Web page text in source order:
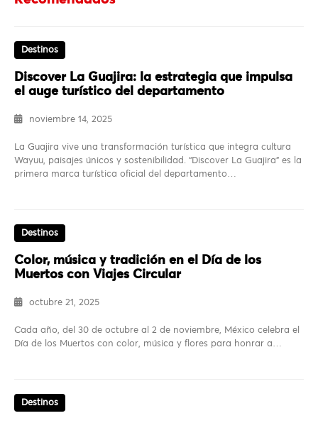
Destinos
Discover La Guajira: la estrategia que impulsa
el auge turístico del departamento
noviembre 14, 2025
La Guajira vive una transformación turística que integra cultura
Wayuu, paisajes únicos y sostenibilidad. “Discover La Guajira” es la
primera marca turística oficial del departamento…
Destinos
Color, música y tradición en el Día de los
Muertos con Viajes Circular
octubre 21, 2025
Cada año, del 30 de octubre al 2 de noviembre, México celebra el
Día de los Muertos con color, música y flores para honrar a…
Destinos